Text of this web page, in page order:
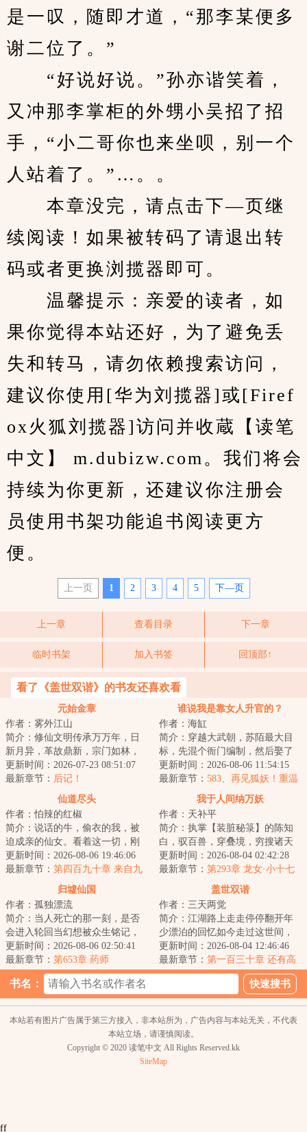
是一叹，随即才道，“那李某便多
谢二位了。”
“好说好说。”孙亦谐笑着，
又冲那李掌柜的外甥小吴招了招
手，“小二哥你也来坐呗，别一个
人站着了。”…。。
本章没完，请点击下—页继
续阅读！如果被转码了请退出转
码或者更换浏揽器即可。
温馨提示：亲爱的读者，如
果你觉得本站还好，为了避免丢
失和转马，请勿依赖搜索访问，
建议你使用[华为刘揽器]或[Firef
ox火狐刘揽器]访问并收蔵【读笔
中文】 m.dubizw.com。我们将会
持续为你更新，还建议你注册会
员使用书架功能追书阅读更方
便。
上一页 1 2 3 4 5 下—页
上一章 查看目录 下一章
临时书架 加入书签 回顶部↑
看了《盖世双谐》的书友还喜欢看
元始金章
作者：雾外江山
简介：修仙文明传承万万年，日
新月异，革故鼎新，宗门如林，
强者如蚁。修士有奇遇，宗门有
死战，天地有灵...
更新时间：2026-07-23 08:51:07
最新章节： 后记！
谁说我是靠女人升官的？
作者：海缸
简介：穿越大武朝，苏陌最大目
标，先混个衙门编制，然后娶了
巷子头的漂亮小寡妇。直至有一
日，他见到杀人...
更新时间：2026-08-06 11:54:15
最新章节： 583、再见狐妖！重温
仙道尽头
作者：怕辣的红椒
简介：说话的牛，偷衣的我，被
迫成亲的仙女。看着这一切，刚
刚穿越过来的江满感觉莫名的熟
悉。...
更新时间：2026-08-06 19:46:06
最新章节： 第四百九十章 来自九
州之主的召唤
我于人间纳万妖
作者：天补平
简介：执掌【装脏秘箓】的陈知
白，驭百兽，穿叠境，穷搜诸天
妖魔异兽，纳其脏器于己身。当
仙人斩尽拦路凶...
更新时间：2026-08-04 02:42:28
最新章节： 第293章 龙女·小十七
归墟仙国
作者：孤独漂流
简介：当人死亡的那一刻，是否
会进入轮回当幻想被众生铭记，
是否能幻想成真当权贵和平民同
处，是否能继续...
更新时间：2026-08-06 02:50:41
最新章节： 第653章 药师
盖世双谐
作者：三天两觉
简介：江湖路上走走停停翻开年
少漂泊的回忆如今走过这世间，
万般留恋峰吹起了从前...
更新时间：2026-08-04 12:46:46
最新章节： 第一百三十章 还有高
手？（上）
书名：
本站若有图片广告属于第三方接入，非本站所为，广告内容与本站无关，不代表
本站立场，请谨慎阅读。
Copyright © 2020 读笔中文 All Rights Reserved.kk
SiteMap
ff